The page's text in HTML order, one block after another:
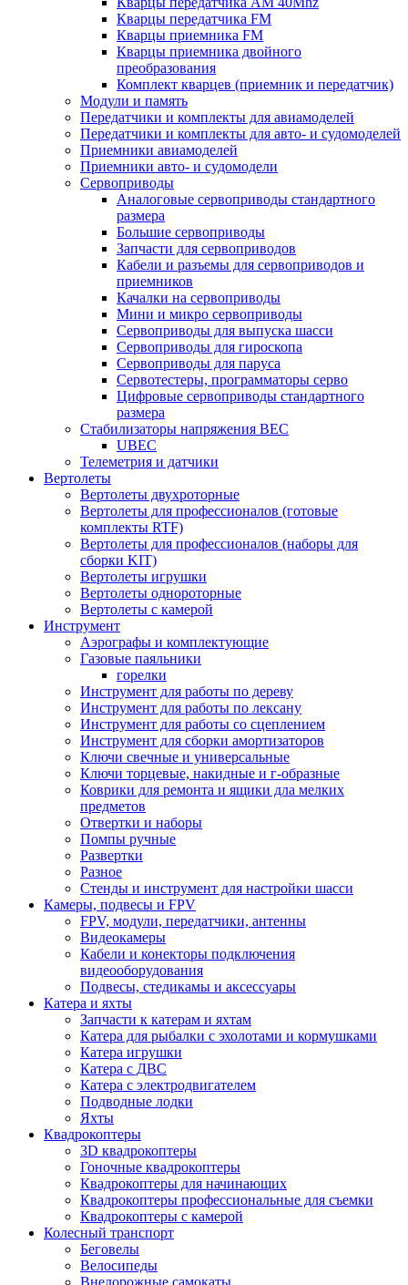
Кварцы передатчика FM
Кварцы приемника FM
Кварцы приемника двойного
преобразования
Комплект кварцев (приемник и передатчик)
Модули и память
Передатчики и комплекты для авиамоделей
Передатчики и комплекты для авто- и судомоделей
Приемники авиамоделей
Приемники авто- и судомодели
Сервоприводы
Аналоговые сервоприводы стандартного
размера
Большие сервоприводы
Запчасти для сервоприводов
Кабели и разъемы для сервоприводов и
приемников
Качалки на сервоприводы
Мини и микро сервоприводы
Сервоприводы для выпуска шасси
Сервоприводы для гироскопа
Сервоприводы для паруса
Сервотестеры, программаторы серво
Цифровые сервоприводы стандартного
размера
Стабилизаторы напряжения BEC
UBEC
Телеметрия и датчики
Вертолеты
Вертолеты двухроторные
Вертолеты для профессионалов (готовые
комплекты RTF)
Вертолеты для профессионалов (наборы для
сборки KIT)
Вертолеты игрушки
Вертолеты однороторные
Вертолеты с камерой
Инструмент
Аэрографы и комплектующие
Газовые паяльники
горелки
Инструмент для работы по дереву
Инструмент для работы по лексану
Инструмент для работы со сцеплением
Инструмент для сборки амортизаторов
Ключи свечные и универсальные
Ключи торцевые, накидные и г-образные
Коврики для ремонта и ящики дла мелких
предметов
Отвертки и наборы
Помпы ручные
Развертки
Разное
Стенды и инструмент для настройки шасси
Камеры, подвесы и FPV
FPV, модули, передатчики, антенны
Видеокамеры
Кабели и конекторы подключения
видеооборудования
Подвесы, стедикамы и аксессуары
Катера и яхты
Запчасти к катерам и яхтам
Катера для рыбалки с эхолотами и кормушками
Катера игрушки
Катера с ДВС
Катера с электродвигателем
Подводные лодки
Яхты
Квадрокоптеры
3D квадрокоптеры
Гоночные квадрокоптеры
Квадрокоптеры для начинающих
Квадрокоптеры профессиональные для съемки
Квадрокоптеры с камерой
Колесный транспорт
Беговелы
Велосипеды
Внедорожные самокаты